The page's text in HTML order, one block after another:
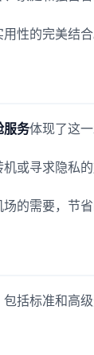
性的完美结合
服务体现了这一
或寻求隐私的
的需要，节
括标准和高级